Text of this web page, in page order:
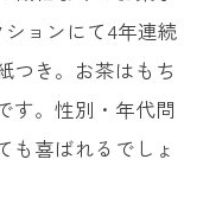
ションにて4年連続
つき。お茶はもち
す。性別・年代問
も喜ばれるでしょ